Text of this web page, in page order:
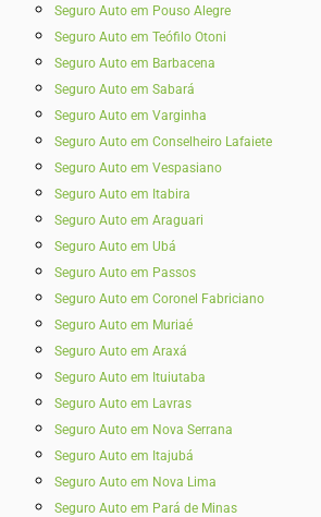
Seguro Auto em Pouso Alegre
Seguro Auto em Teófilo Otoni
Seguro Auto em Barbacena
Seguro Auto em Sabará
Seguro Auto em Varginha
Seguro Auto em Conselheiro Lafaiete
Seguro Auto em Vespasiano
Seguro Auto em Itabira
Seguro Auto em Araguari
Seguro Auto em Ubá
Seguro Auto em Passos
Seguro Auto em Coronel Fabriciano
Seguro Auto em Muriaé
Seguro Auto em Araxá
Seguro Auto em Ituiutaba
Seguro Auto em Lavras
Seguro Auto em Nova Serrana
Seguro Auto em Itajubá
Seguro Auto em Nova Lima
Seguro Auto em Pará de Minas